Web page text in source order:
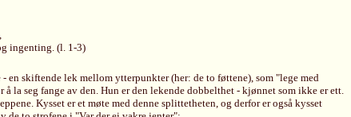
ingenting. (l. 1-3)
en skiftende lek mellom ytterpunkter (her: de to føttene), som "lege med
la seg fange av den. Hun er den lekende dobbelthet - kjønnet som ikke er ett.
Kysset er et møte med denne splittetheten, og derfor er også kysset